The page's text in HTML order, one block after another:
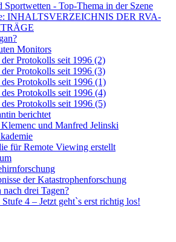
- Top-Thema in der Szene
INHALTSVERZEICHNIS DER RVA-
Monitors
Protokolls seit 1996 (2)
Protokolls seit 1996 (3)
Protokolls seit 1996 (1)
Protokolls seit 1996 (4)
Protokolls seit 1996 (5)
berichtet
und Manfred Jelinski
für Remote Viewing erstellt
der Katastrophenforschung
nach drei Tagen?
4 – Jetzt geht`s erst richtig los!